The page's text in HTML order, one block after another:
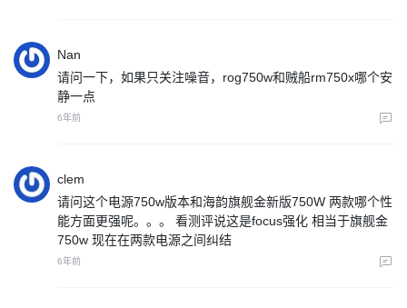
Nan
请问一下，如果只关注噪音，rog750w和贼船rm750x哪个安
静一点
6年前
clem
请问这个电源750w版本和海韵旗舰金新版750W 两款哪个性
能方面更强呢。。。 看测评说这是focus强化 相当于旗舰金
750w 现在在两款电源之间纠结
6年前